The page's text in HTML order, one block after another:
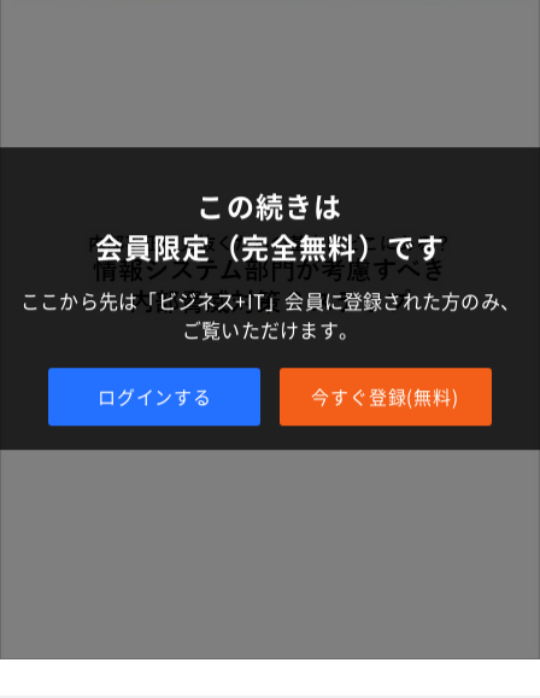
この続きは
会員限定（完全無料）です
ここから先は「ビジネス+IT」会員に登録された方のみ、
ご覧いただけます。
ログインする 今すぐ登録(無料)